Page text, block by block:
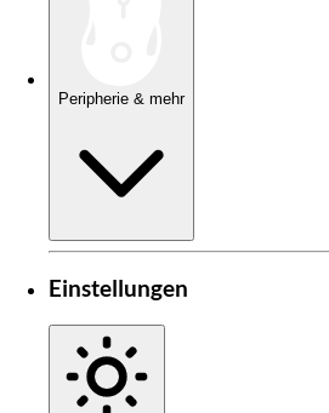
Peripherie & mehr
Einstellungen